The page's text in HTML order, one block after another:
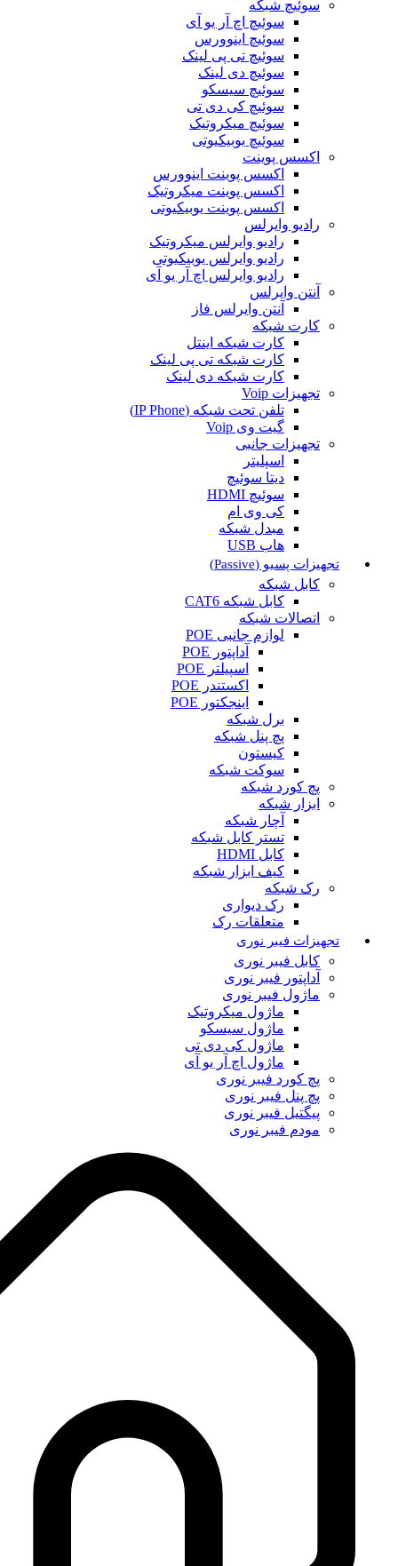
سوئیچ شبکه
سوئیچ اچ آر یو آی
سوئیچ اینوورس
سوئیچ تی پی لینک
سوئیچ دی لینک
سوئیچ سیسکو
سوئیچ کی دی تی
سوئیچ میکروتیک
سوئیچ یوبیکیوتی
اکسس پوینت
اکسس پوینت اینوورس
اکسس پوینت میکروتیک
اکسس پوینت یوبیکیوتی
رادیو وایرلس
رادیو وایرلس میکروتیک
رادیو وایرلس یوبیکیوتی
رادیو وایرلس اچ آر یو آی
آنتن وایرلس
آنتن وایرلس فاز
کارت شبکه
کارت شبکه اینتل
کارت شبکه تی پی لینک
کارت شبکه دی لینک
تجهیزات Voip
تلفن تحت شبکه (IP Phone)
گیت وی Voip
تجهیزات جانبی
اسپلیتر
دیتا سوئیچ
سوئیچ HDMI
کی وی ام
مبدل شبکه
هاب USB
تجهیزات پسیو (Passive)
کابل شبکه
کابل شبکه CAT6
اتصالات شبکه
لوازم جانبی POE
آداپتور POE
اسپیلتر POE
اکستندر POE
اینجکتور POE
برل شبکه
پچ پنل شبکه
کیستون
سوکت شبکه
پچ کورد شبکه
ابزار شبکه
آچار شبکه
تستر کابل شبکه
کابل HDMI
کیف ابزار شبکه
رک شبکه
رک دیواری
متعلقات رک
تجهیزات فیبر نوری
کابل فیبر نوری
آداپتور فیبر نوری
ماژول فیبر نوری
ماژول میکروتیک
ماژول سیسکو
ماژول کی دی تی
ماژول اچ آر یو آی
پچ کورد فیبر نوری
پچ پنل فیبر نوری
پیگتیل فیبر نوری
مودم فیبر نوری